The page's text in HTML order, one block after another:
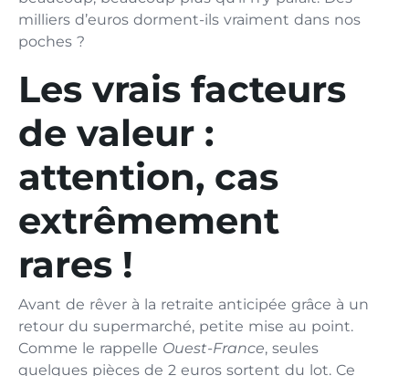
milliers d’euros dorment-ils vraiment dans nos
poches ?
Les vrais facteurs
de valeur :
attention, cas
extrêmement
rares !
Avant de rêver à la retraite anticipée grâce à un
retour du supermarché, petite mise au point.
Comme le rappelle Ouest-France, seules
quelques pièces de 2 euros sortent du lot. Ce